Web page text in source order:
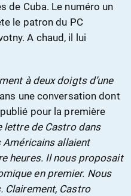
de Cuba. Le numéro un
le patron du PC
A chaud, il lui
à deux doigts d’une
une conversation dont
pour la première
lettre de Castro dans
allaient
heures. Il nous proposait
en premier. Nous
Castro